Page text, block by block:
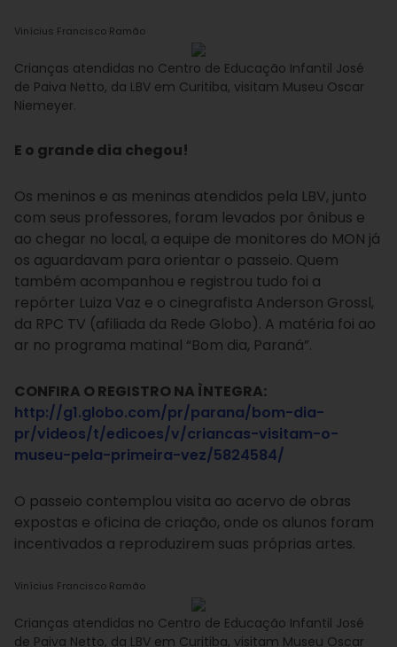
Vinícius Francisco Ramão
Crianças atendidas no Centro de Educação Infantil José
de Paiva Netto, da LBV em Curitiba, visitam Museu Oscar
Niemeyer.
E o grande dia chegou!
Os meninos e as meninas atendidos pela LBV, junto
com seus professores, foram levados por ônibus e
ao chegar no local, a equipe de monitores do MON já
os aguardavam para orientar o passeio. Quem
também acompanhou e registrou tudo foi a
repórter Luiza Vaz e o cinegrafista Anderson Grossl,
da RPC TV (afiliada da Rede Globo). A matéria foi ao
ar no programa matinal “Bom dia, Paraná”.
CONFIRA O REGISTRO NA ÌNTEGRA:
http://g1.globo.com/pr/parana/bom-dia-
pr/videos/t/edicoes/v/criancas-visitam-o-
museu-pela-primeira-vez/5824584/
O passeio contemplou visita ao acervo de obras
expostas e oficina de criação, onde os alunos foram
incentivados a reproduzirem suas próprias artes.
Vinícius Francisco Ramão
Crianças atendidas no Centro de Educação Infantil José
de Paiva Netto, da LBV em Curitiba, visitam Museu Oscar